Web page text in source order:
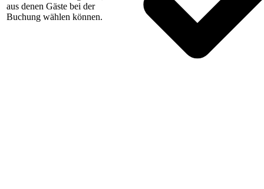
aus denen Gäste bei der
Buchung wählen können.